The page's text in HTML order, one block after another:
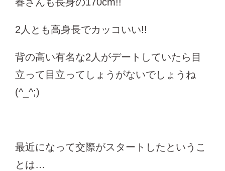
2人とも高身長でカッコいい!!
背の高い有名な2人がデートしていたら目
立って目立ってしょうがないでしょうね
(^_^;)
最近になって交際がスタートしたというこ
とは…